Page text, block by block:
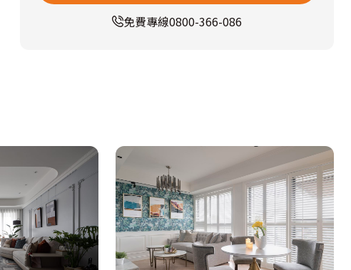
免費專線0800-366-086